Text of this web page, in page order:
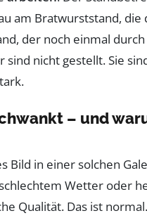
am Bratwurststand, die
der noch einmal durch
sind nicht gestellt. Sie
– und
Bild in einer solchen
Wetter oder
Qualität. Das ist